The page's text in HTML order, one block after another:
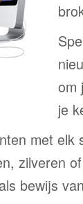
om
je
met elk
zilveren
bewijs